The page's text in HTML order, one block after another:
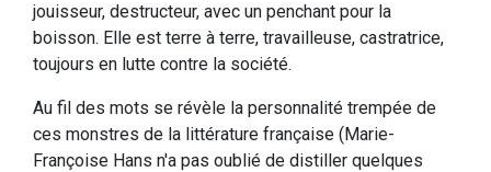
jouisseur, destructeur, avec un penchant pour la
boisson. Elle est terre à terre, travailleuse, castratrice,
toujours en lutte contre la société.
Au fil des mots se révèle la personnalité trempée de
ces monstres de la littérature française (Marie-
Françoise Hans n'a pas oublié de distiller quelques